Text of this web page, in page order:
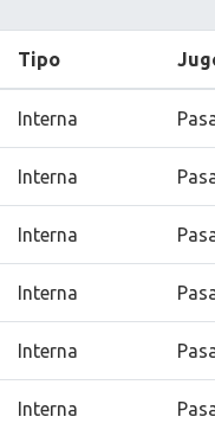
Tipo
Interna
Interna
Interna
Interna
Interna
Interna